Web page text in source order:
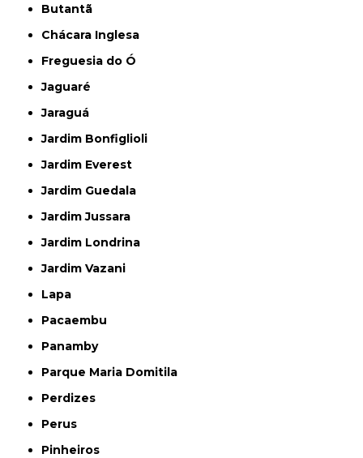
Butantã
Chácara Inglesa
Freguesia do Ó
Jaguaré
Jaraguá
Jardim Bonfiglioli
Jardim Everest
Jardim Guedala
Jardim Jussara
Jardim Londrina
Jardim Vazani
Lapa
Pacaembu
Panamby
Parque Maria Domitila
Perdizes
Perus
Pinheiros